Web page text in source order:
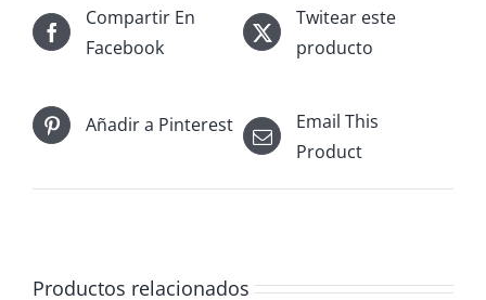
Compartir En
Facebook
Twitear este
producto
Añadir a Pinterest
Email This
Product
Productos relacionados